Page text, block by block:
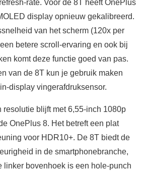
rate. Voor de 8T heeft OnePlus
display opnieuw gekalibreerd.
van het scherm (120x per
betere scroll-ervaring en ook bij
komt deze functie goed van pas.
van de 8T kun je gebruik maken
display vingerafdruksensor.
resolutie blijft met 6,55-inch 1080p
OnePlus 8. Het betreft een plat
voor HDR10+. De 8T biedt de
in de smartphonebranche,
linker bovenhoek is een hole-punch